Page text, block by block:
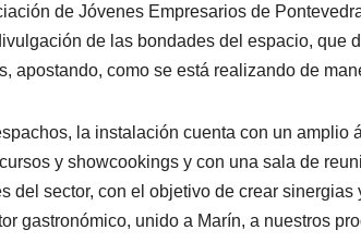
de Jóvenes Empresarios de
de las bondades del espacio, que
apostando, como se está realizando de
la instalación cuenta con un amplio
y showcookings y con una sala de
del sector, con el objetivo de crear
gastronómico, unido a Marín, a nuestros